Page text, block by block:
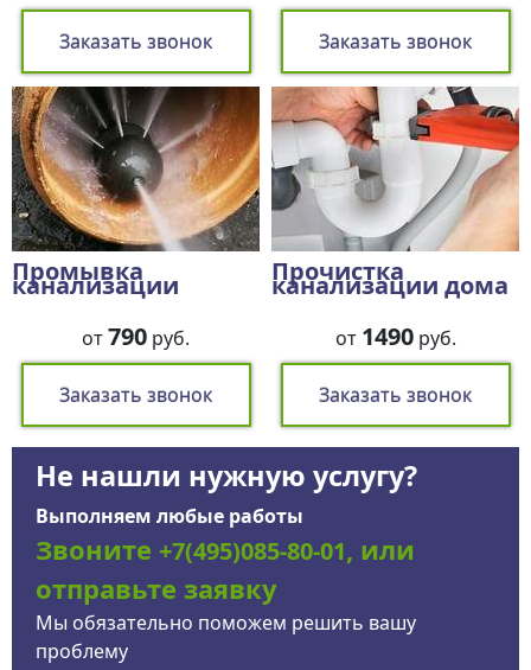
Заказать звонок Заказать звонок
Промывка
канализации
от790 руб.
Заказать звонок
Прочистка
канализации дома
от 1490руб.
Заказать звонок
Не нашли нужную услугу?
Выполняем любые работы
Звоните +7(495)085-80-01, или
отправьте заявку
Мы обязательно поможем решить вашу
проблему